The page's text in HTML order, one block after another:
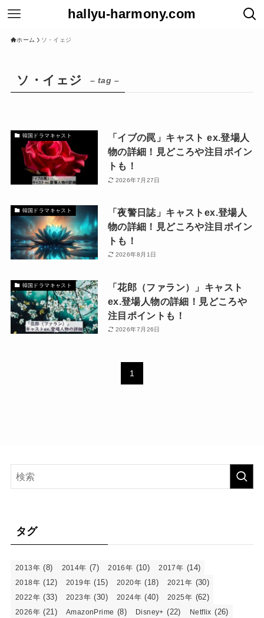
hallyu-harmony.com
ホーム ソ・イェジ
ソ・イェジ – tag –
韓国ドラマキャスト
「イブの罠」キャスト ex.登場人
物の詳細！見どころや注目ポイン
トも！
2026年7月27日
韓国ドラマキャスト
「夜警日誌」キャストex.登場人
物の詳細！見どころや注目ポイン
トも！
2026年8月1日
韓国ドラマキャスト
「花郎（ファラン）」キャスト
ex.登場人物の詳細！見どころや
注目ポイントも！
2026年7月26日
1
タグ
2013年 (8) 2014年 (7) 2016年 (10) 2017年 (14)
2018年 (12) 2019年 (15) 2020年 (18) 2021年 (30)
2022年 (33) 2023年 (30) 2024年 (40) 2025年 (62)
2026年 (21) AmazonPrime (8) Disney+ (22) Netflix (26)